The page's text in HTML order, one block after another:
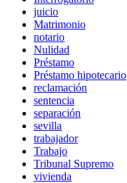
juicio
Matrimonio
notario
Nulidad
Préstamo
Préstamo hipotecario
reclamación
sentencia
separación
sevilla
trabajador
Trabajo
Tribunal Supremo
vivienda